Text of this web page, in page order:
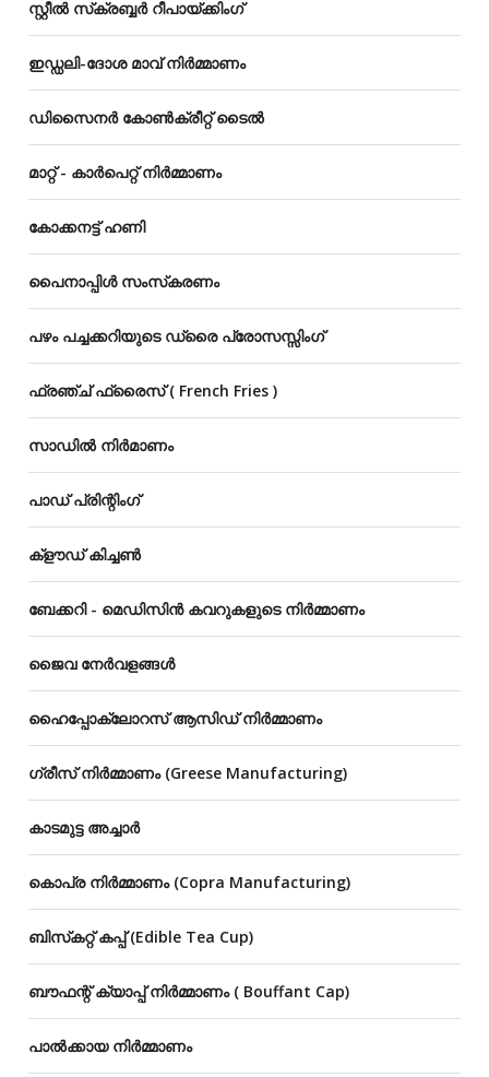
സ്റ്റീൽ സ്‌ക്രബ്ബർ റീപായ്‌ക്കിംഗ്
ഇഡ്ഡലി-ദോശ മാവ് നിർമ്മാണം
ഡിസൈനർ കോൺക്രീറ്റ് ടൈൽ
മാറ്റ് - കാർപെറ്റ് നിർമ്മാണം
കോക്കനട്ട് ഹണി
പൈനാപ്പിൾ സംസ്‌കരണം
പഴം പച്ചക്കറിയുടെ ഡ്രൈ പ്രോസസ്സിംഗ്
ഫ്രഞ്ച് ഫ്രൈസ് ( French Fries )
സാഡിൽ നിർമാണം
പാഡ് പ്രിന്റിംഗ്
ക്‌ളൗഡ്‌ കിച്ചൺ
ബേക്കറി - മെഡിസിൻ കവറുകളുടെ നിർമ്മാണം
ജൈവ നേർവളങ്ങൾ
ഹൈപ്പോക്ലോറസ് ആസിഡ് നിർമ്മാണം
ഗ്രീസ് നിർമ്മാണം (Greese Manufacturing)
കാടമുട്ട അച്ചാർ
കൊപ്ര നിർമ്മാണം (Copra Manufacturing)
ബിസ്‌കറ്റ് കപ്പ് (Edible Tea Cup)
ബൗഫന്റ് ക്യാപ്പ് നിർമ്മാണം ( Bouffant Cap)
പാൽക്കായ നിർമ്മാണം